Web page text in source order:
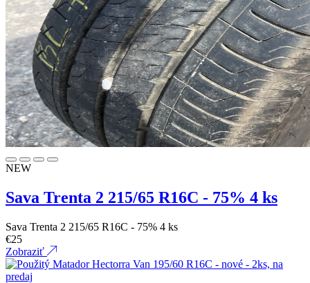
NEW
Sava Trenta 2 215/65 R16C - 75% 4 ks
Sava Trenta 2 215/65 R16C - 75% 4 ks
€25
Zobraziť